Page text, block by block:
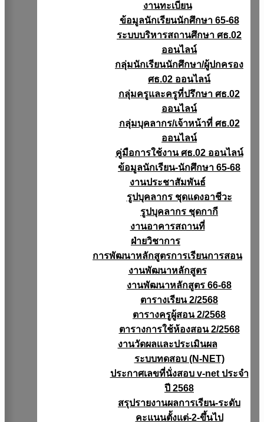
งานทะเบียน
ข้อมูลนักเรียนนักศึกษา 65-68
ระบบบริหารสถานศึกษา ศธ.02
ออนไลน์
กลุ่มนักเรียนนักศึกษา/ผู้ปกครอง
ศธ.02 ออนไลน์
กลุ่มครูและครูที่ปรึกษา ศธ.02
ออนไลน์
กลุ่มบุคลากร/เจ้าหน้าที่ ศธ.02
ออนไลน์
คู่มือการใช้งาน ศธ.02 ออนไลน์
ข้อมูลนักเรียน-นักศึกษา 65-68
งานประชาสัมพันธ์
รูปบุคลากร ชุดแดงอาชีวะ
รูปบุคลากร ชุดกากี
งานอาคารสถานที่
ฝ่ายวิชาการ
การพัฒนาหลักสูตรการเรียนการสอน
งานพัฒนาหลักสูตร
งานพัฒนาหลักสูตร 66-68
ตารางเรียน 2/2568
ตารางครูผู้สอน 2/2568
ตารางการใช้ห้องสอน 2/2568
งานวัดผลเเละประเมินผล
ระบบทดสอบ (N-NET)
ประกาศเลขที่นั่งสอบ v-net ประจำ
ปี 2568
สรุปรายงานผลการเรียน-ระดับ
คะแนนตั้งแต่-2-ขึ้นไป